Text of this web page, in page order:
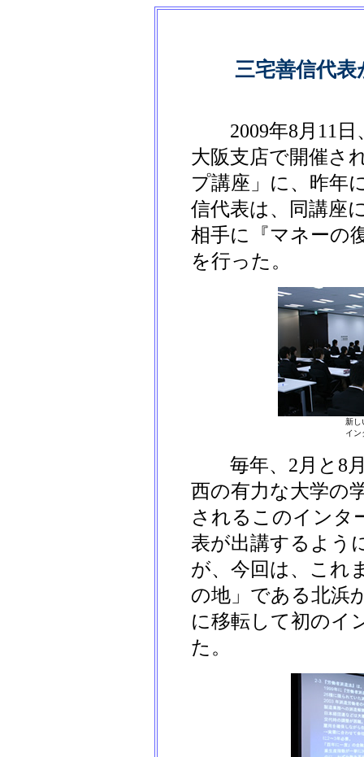
三宅善信代表
2009年8月11日
大阪支店で開催さ
プ講座」に、昨年
信代表は、同講座
相手に『マネーの
を行った。
新し
イン
毎年、2月と8月
西の有力な大学の
されるこのインタ
表が出講するよう
が、今回は、これ
の地」である北浜
に移転して初のイ
た。